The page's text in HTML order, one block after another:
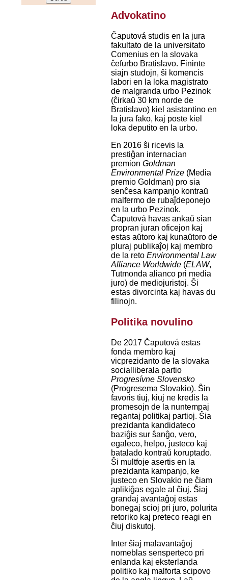
Advokatino
Čaputová studis en la jura
fakultato de la universitato
Comenius en la slovaka
ĉefurbo Bratislavo. Fininte
siajn studojn, ŝi komencis
labori en la loka magistrato
de malgranda urbo Pezinok
(ĉirkaŭ 30 km norde de
Bratislavo) kiel asistantino en
la jura fako, kaj poste kiel
loka deputito en la urbo.
En 2016 ŝi ricevis la
prestiĝan internacian
premionGoldman
Environmental Prize (Media
premio Goldman) pro sia
senĉesa kampanjo kontraŭ
malfermo de rubaĵdeponejo
en la urbo Pezinok.
Čaputová havas ankaŭ sian
propran juran oficejon kaj
estas aŭtoro kaj kunaŭtoro de
pluraj publikaĵoj kaj membro
de la retoEnvironmental Law
Alliance Worldwide (ELAW,
Tutmonda alianco pri media
juro) de mediojuristoj. Ŝi
estas divorcinta kaj havas du
filinojn.
Politika novulino
De 2017 Čaputová estas
fonda membro kaj
vicprezidanto de la slovaka
socialliberala partio
Progresívne Slovensko
(Progresema Slovakio). Ŝin
favoris tiuj, kiuj ne kredis la
promesojn de la nuntempaj
regantaj politikaj partioj. Ŝia
prezidanta kandidateco
baziĝis sur ŝanĝo, vero,
egaleco, helpo, justeco kaj
batalado kontraŭ koruptado.
Ŝi multfoje asertis en la
prezidanta kampanjo, ke
justeco en Slovakio ne ĉiam
aplikiĝas egale al ĉiuj. Ŝiaj
grandaj avantaĝoj estas
bonegaj scioj pri juro, polurita
retoriko kaj preteco reagi en
ĉiuj diskutoj.
Inter ŝiaj malavantaĝoj
nomeblas sensperteco pri
enlanda kaj eksterlanda
politiko kaj malforta scipovo